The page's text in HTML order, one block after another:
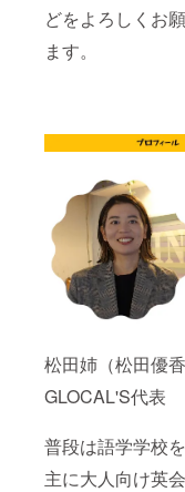
どをよろしくお
ます。
松田姉（松田優
GLOCAL'S代表
普段は語学学校を
主に大人向け英